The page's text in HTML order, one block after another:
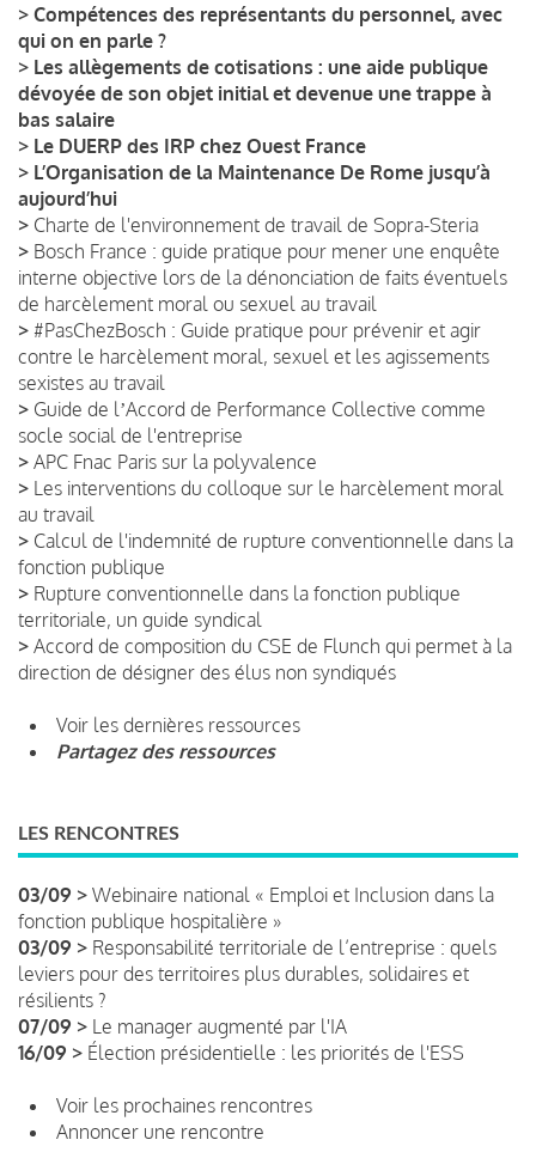
> Compétences des représentants du personnel, avec
qui on en parle ?
> Les allègements de cotisations : une aide publique
dévoyée de son objet initial et devenue une trappe à
bas salaire
> Le DUERP des IRP chez Ouest France
> L’Organisation de la Maintenance De Rome jusqu’à
aujourd’hui
> Charte de l'environnement de travail de Sopra-Steria
> Bosch France : guide pratique pour mener une enquête
interne objective lors de la dénonciation de faits éventuels
de harcèlement moral ou sexuel au travail
> #PasChezBosch : Guide pratique pour prévenir et agir
contre le harcèlement moral, sexuel et les agissements
sexistes au travail
> Guide de lʼAccord de Performance Collective comme
socle social de l'entreprise
> APC Fnac Paris sur la polyvalence
> Les interventions du colloque sur le harcèlement moral
au travail
> Calcul de l'indemnité de rupture conventionnelle dans la
fonction publique
> Rupture conventionnelle dans la fonction publique
territoriale, un guide syndical
> Accord de composition du CSE de Flunch qui permet à la
direction de désigner des élus non syndiqués
Voir les dernières ressources
Partagez des ressources
LES RENCONTRES
03/09 > Webinaire national « Emploi et Inclusion dans la
fonction publique hospitalière »
03/09 > Responsabilité territoriale de l’entreprise : quels
leviers pour des territoires plus durables, solidaires et
résilients ?
07/09 > Le manager augmenté par l'IA
16/09 > Élection présidentielle : les priorités de l'ESS
Voir les prochaines rencontres
Annoncer une rencontre